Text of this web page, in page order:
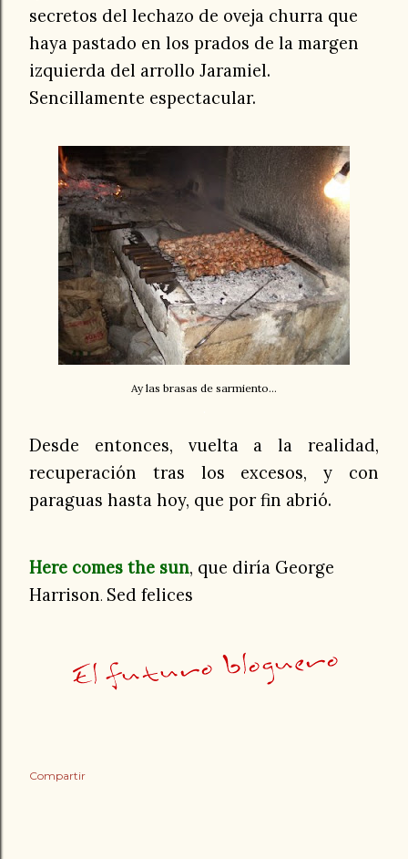
secretos del lechazo de oveja churra que
haya pastado en los prados de la margen
izquierda del arrollo Jaramiel.
Sencillamente espectacular.
Ay las brasas de sarmiento...
Desde entonces, vuelta a la realidad,
recuperación tras los excesos, y con
paraguas hasta hoy, que por fin abrió.
Here comes the sun, que diría George
Harrison. Sed felices
Compartir